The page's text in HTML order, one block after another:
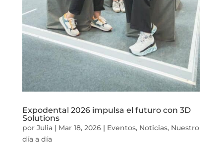
Expodental 2026 impulsa el futuro con 3D
Solutions
por Julia| Mar 18, 2026| Eventos, Noticias, Nuestro
día a día